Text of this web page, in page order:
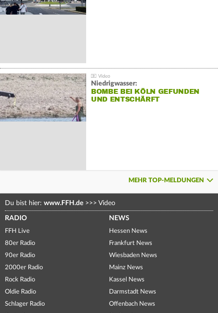
Niedrigwasser:
BOMBE BEI KÖLN GEFUNDEN
UND ENTSCHÄRFT
MEHR TOP-MELDUNGEN
Du bist hier: www.FFH.de >>> Video
RADIO
FFH Live
80er Radio
90er Radio
2000er Radio
Rock Radio
Oldie Radio
Schlager Radio
NEWS
Hessen News
Frankfurt News
Wiesbaden News
Mainz News
Kassel News
Darmstadt News
Offenbach News